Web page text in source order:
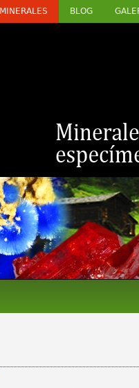
MINERALES BLOG